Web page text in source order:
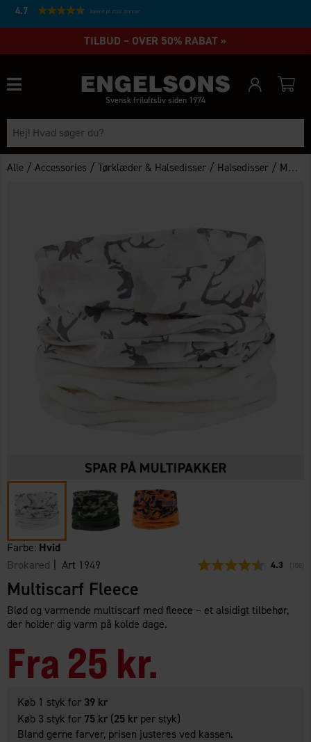
4.7 Baseret på 27231 stemmer
TILBUD – OVER 50% RABAT »
Svensk friluftsliv siden 1974
Alle /Accessories /Tørklæder & Halsedisser / Halsedisser / Multiscarf Fleece
Farbe: Hvid
Brokared | Art 1949 4.3 108
Multiscarf Fleece
Blød og varmende multiscarf med fleece – et alsidigt tilbehør,
der holder dig varm på kolde dage.
Fra 25 kr.
Køb 1 styk for 39 kr
Køb 3 styk for 75 kr (25 kr per styk)
Bland gerne farver, prisen justeres ved kassen.